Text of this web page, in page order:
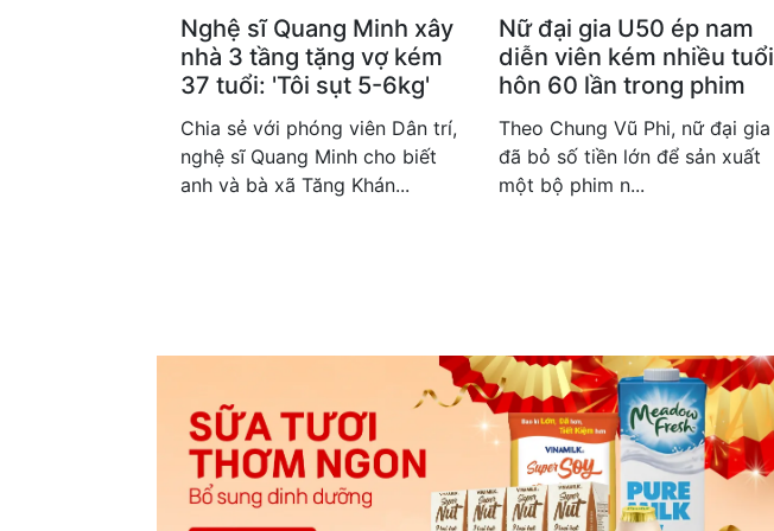
Nghệ sĩ Quang Minh xây
nhà 3 tầng tặng vợ kém
37 tuổi: 'Tôi sụt 5-6kg'
Chia sẻ với phóng viên Dân trí,
nghệ sĩ Quang Minh cho biết
anh và bà xã Tăng Khán...
Nữ đại gia U50 ép nam
diễn viên kém nhiều tuổi
hôn 60 lần trong phim
Theo Chung Vũ Phi, nữ đại gia
đã bỏ số tiền lớn để sản xuất
một bộ phim n...